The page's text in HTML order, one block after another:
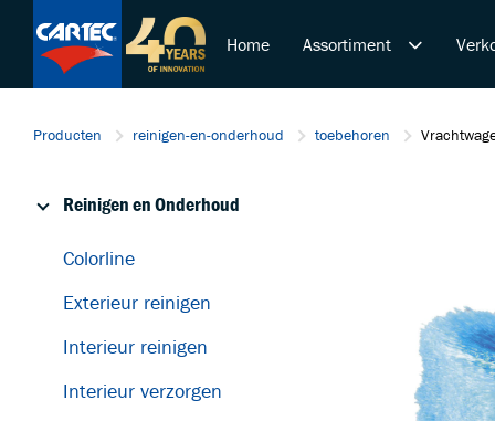
Home Assortiment
Polijsten en Lakcorrectie
Retail & Doe-Het-Zelf
Producten reinigen-en-onderhoud toebehoren
Reinigen en Onderhoud
Colorline
Exterieur reinigen
Interieur reinigen
Interieur verzorgen